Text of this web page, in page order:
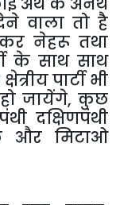
वाला तो है
नेहरू तथा
के साथ साथ
क्षेत्रीय पार्टी भी
हो जायेंगे,कुछ
दक्षिणपंथी
और मिटाओ